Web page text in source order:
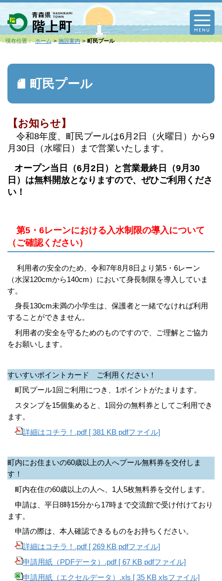
現在位置： ホーム 施設案内 町民プール
町民プール
【お知らせ】
令和8年度、町民プールは6月2日（火曜日）から9
月30日（水曜日）まで営業いたします。
オープン当日（6月2日）と営業最終日（9月30
日）は無料開放となりますので、ぜひご利用くださ
い！
第5・6レーンにおける入水制限の導入について
（ご確認ください）
利用者の安全のため、令和7年8月8日より第5・6レーン
（水深120cmから140cm）において身長制限を導入していま
す。
身長130cm未満の小学生は、保護者と一緒でなければ利用
することができません。
利用者の安全を守るためのものですので、ご理解とご協力
をお願いします。
すいすいポイントカード ご利用ください！
町民プール1回ご利用につき、1ポイントがたまります。
スタンプを15個集めると、1回分の無料券としてご利用でき
ます。
詳細はコチラ！.pdf [ 381 KB pdfファイル]
町内にお住まいの60歳以上の人へプール無料券を交付しま
す！
町内在住の60歳以上の人へ、1人5枚無料券を交付します。
申請は、平日8時15分から17時まで交流館で受け付けており
ます。
申請の際は、本人確認できるものをお持ちください。
詳細はコチラ！.pdf [ 269 KB pdfファイル]
申請用紙（PDFデータ）.pdf [ 67 KB pdfファイル]
申請用紙（エクセルデータ）.xls [ 35 KB xlsファイル]